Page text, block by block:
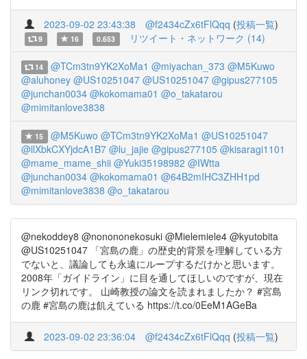
2023-09-02 23:43:38 @f2434cZx6tFlQqq (投稿一覧)
9 16 0.653 リツイート・ネットワーク (14)
14 @TCm3tn9YK2XoMa1 @miyachan_373 @M5Kuwo
@aluhoney @US10251047 @US10251047 @gipus277105
@junchan0034 @kokomama01 @o_takatarou
@mimitanlove3838
15 @M5Kuwo @TCm3tn9YK2XoMa1 @US10251047
@llXbkCXYjdcA1B7 @lu_jajie @gipus277105 @kisaragi1101
@mame_mame_shii @Yuki35198982 @IWtta
@junchan0034 @kokomama01 @64B2mIHC3ZHH1pd
@mimitanlove3838 @o_takatarou
@nekoddey8 @nonononekosuki @Mielemiele4 @kyutobita
@US10251047 「宮島の鹿」の歴史的背景を理解している方
でないと、議論しても永遠にループするだけかと思います。
2008年「ガイドライン」に目を通してほしいのですが、現在
リンク切れです。 山崎教授の論文を読まれましたか？ #宮島
の鹿 #宮島の鹿は飢えている https://t.co/0EeM1AGeBa
2023-09-02 23:36:04 @f2434cZx6tFlQqq (投稿一覧)